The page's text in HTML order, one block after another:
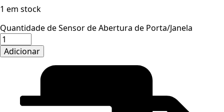
1 em stock
Quantidade de Sensor de Abertura de Porta/Janela
Adicionar